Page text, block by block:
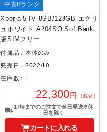
Xperia 5 IV 8GB/128GB エクリ
ュホワイト A204SO SoftBank
版SIMフリー
中古Bランク
付属品：本体のみ
発売日：2022/10
在庫数：1
22,300円 （税込）
17時までのご注文で当日発送※休
日を除く
カートに入れる